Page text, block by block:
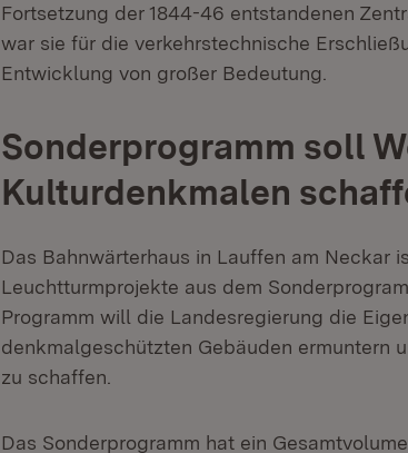
Fortsetzung der 1844-46 entstandenen
war sie für die verkehrstechnische
Entwicklung von großer Bedeutung.
Sonderprogramm soll
Kulturdenkmalen
Das Bahnwärterhaus in Lauffen am Neckar
Leuchtturmprojekte aus dem
Programm will die Landesregierung die
denkmalgeschützten Gebäuden ermuntern
zu schaffen.
Das Sonderprogramm hat ein